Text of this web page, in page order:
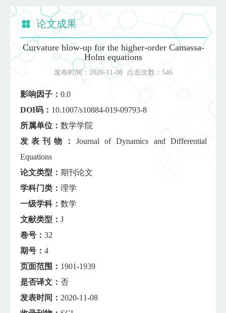
论文成果
Curvature blow-up for the higher-order Camassa-
Holm equations
发布时间： 2020-11-08 点击次数： 546
影响因子： 0.0
DOI码： 10.1007/s10884-019-09793-8
所属单位： 数学学院
发表刊物： Journal of Dynamics and Differential
Equations
论文类型： 期刊论文
学科门类： 理学
一级学科： 数学
文献类型： J
卷号： 32
期号： 4
页面范围： 1901-1939
是否译文： 否
发表时间： 2020-11-08